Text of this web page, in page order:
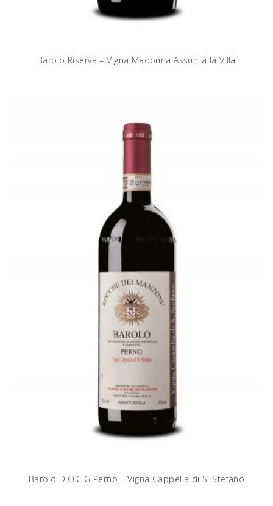
Barolo Riserva – Vigna Madonna Assunta la Villa
Barolo D.O.C.G Perno – Vigna Cappella di S. Stefano